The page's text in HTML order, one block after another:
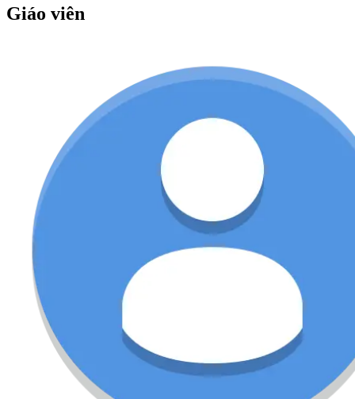
Giáo viên